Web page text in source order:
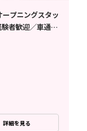
ープニングスタッ
者歓迎／車通勤
詳細を見る